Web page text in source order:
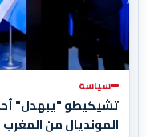
سياسة
تشيكيطو "يبهدل"
المونديال من المغرب